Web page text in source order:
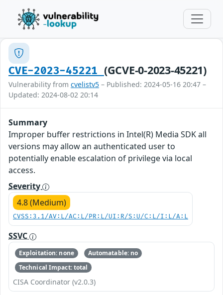
CVE-2023-45221 (GCVE-0-2023-45221)
Vulnerability from cvelistv5 – Published: 2024-05-16 20:47 –
Updated: 2024-08-02 20:14
Summary
Improper buffer restrictions in Intel(R) Media SDK all
versions may allow an authenticated user to
potentially enable escalation of privilege via local
access.
Severity
4.8 (Medium)
CVSS:3.1/AV:L/AC:L/PR:L/UI:R/S:U/C:L/I:L/A:L
SSVC
Exploitation: none
Automatable: no
Technical Impact: total
CISA Coordinator (v2.0.3)